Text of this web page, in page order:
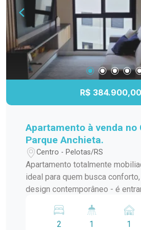
Portaria 24 horas; Quiosque
condomínio, ideal para
confraternização. Imóvel perfeito para quem
busca conforto, segurança,
localização estratégica. Agende sua visita e
venha conhecer pessoalmente!
R$
Apartamento à venda no
Parque Anchieta.
Centro - Pelotas/RS
Apartamento totalmente
ideal para quem busca
design contemporâneo - é
em granito; Cooktop, forno
e geladeira; Churrasqueira
2 1 1